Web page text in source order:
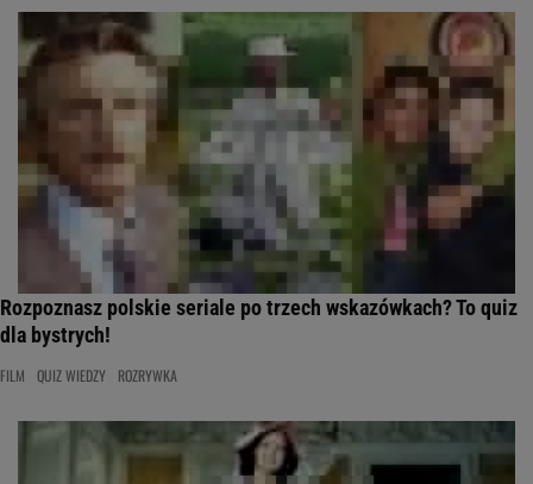
Rozpoznasz polskie seriale po trzech wskazówkach? To quiz
dla bystrych!
FILM QUIZ WIEDZY ROZRYWKA